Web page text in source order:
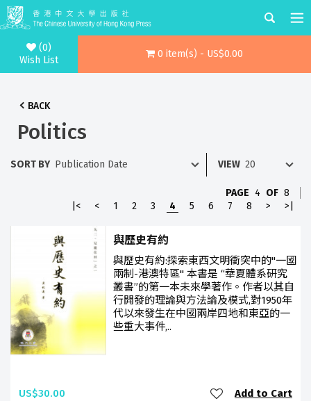
(0)
Wish List
0 item(s) - US$0.00
BACK
Politics
SORT BY VIEW
PAGE 4 OF 8
|<
< 1 2 3 4 5 6 7 8 > >|
與歷史有約
與歷史有約:探索東西文明衝突中的"一國
兩制-港澳特區" 本書是 “華夏體系研究
叢書”的第一本未來學著作。作者以其自
行開發的理論與方法論及模式,對1950年
代以來發生在中國兩岸四地和東亞的一
些重大事件,..
US$30.00 Add to Cart